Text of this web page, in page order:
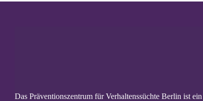
Das Präventionszentrum für Verhaltenssüchte Berlin ist